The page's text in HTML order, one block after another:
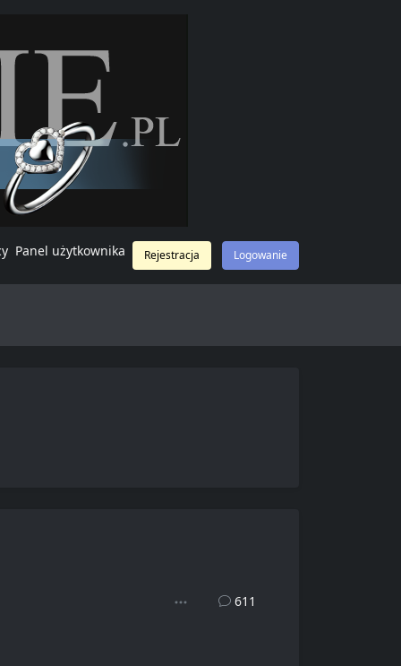
Panel użytkownika Rejestracja Logowanie
611